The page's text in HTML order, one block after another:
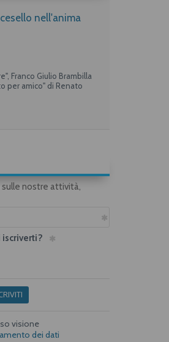
nell'anima
Franco Giulio Brambilla
per amico" di Renato
nostre attività,
iscriverti?
visione
dei dati